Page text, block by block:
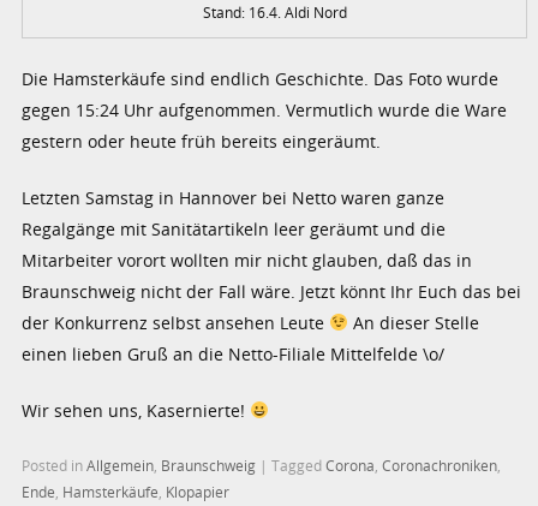
Stand: 16.4. Aldi Nord
Die Hamsterkäufe sind endlich Geschichte. Das Foto wurde
gegen 15:24 Uhr aufgenommen. Vermutlich wurde die Ware
gestern oder heute früh bereits eingeräumt.
Letzten Samstag in Hannover bei Netto waren ganze
Regalgänge mit Sanitätartikeln leer geräumt und die
Mitarbeiter vorort wollten mir nicht glauben, daß das in
Braunschweig nicht der Fall wäre. Jetzt könnt Ihr Euch das bei
der Konkurrenz selbst ansehen Leute
An dieser Stelle
einen lieben Gruß an die Netto-Filiale Mittelfelde \o/
Wir sehen uns, Kasernierte!
Posted inAllgemein Braunschweig |TaggedCorona ,Coronachroniken
Ende Hamsterkäufe Klopapier